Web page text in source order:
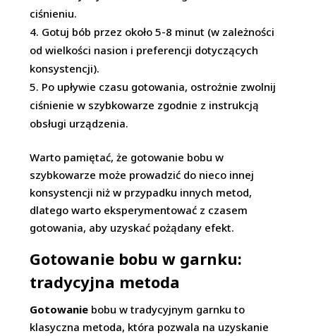
ciśnieniu.
Gotuj bób przez około 5-8 minut (w zależności
od wielkości nasion i preferencji dotyczących
konsystencji).
Po upływie czasu gotowania, ostrożnie zwolnij
ciśnienie w szybkowarze zgodnie z instrukcją
obsługi urządzenia.
Warto pamiętać, że gotowanie bobu w
szybkowarze może prowadzić do nieco innej
konsystencji niż w przypadku innych metod,
dlatego warto eksperymentować z czasem
gotowania, aby uzyskać pożądany efekt.
Gotowanie bobu w garnku:
tradycyjna metoda
Gotowanie bobu w tradycyjnym garnku to
klasyczna metoda, która pozwala na uzyskanie